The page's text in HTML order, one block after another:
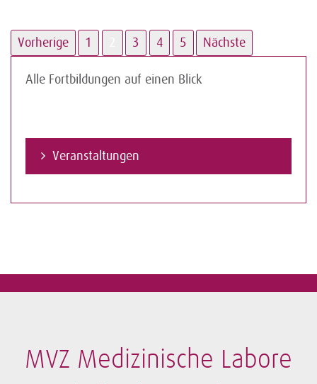
Vorherige 1 3 4 5 Nächste
Alle Fortbildungen auf einen Blick
Veranstaltungen
MVZ Medizinische Labore